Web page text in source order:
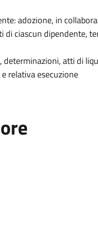
adozione, in
di ciascun dipendente,
atti di
relativa esecuzione